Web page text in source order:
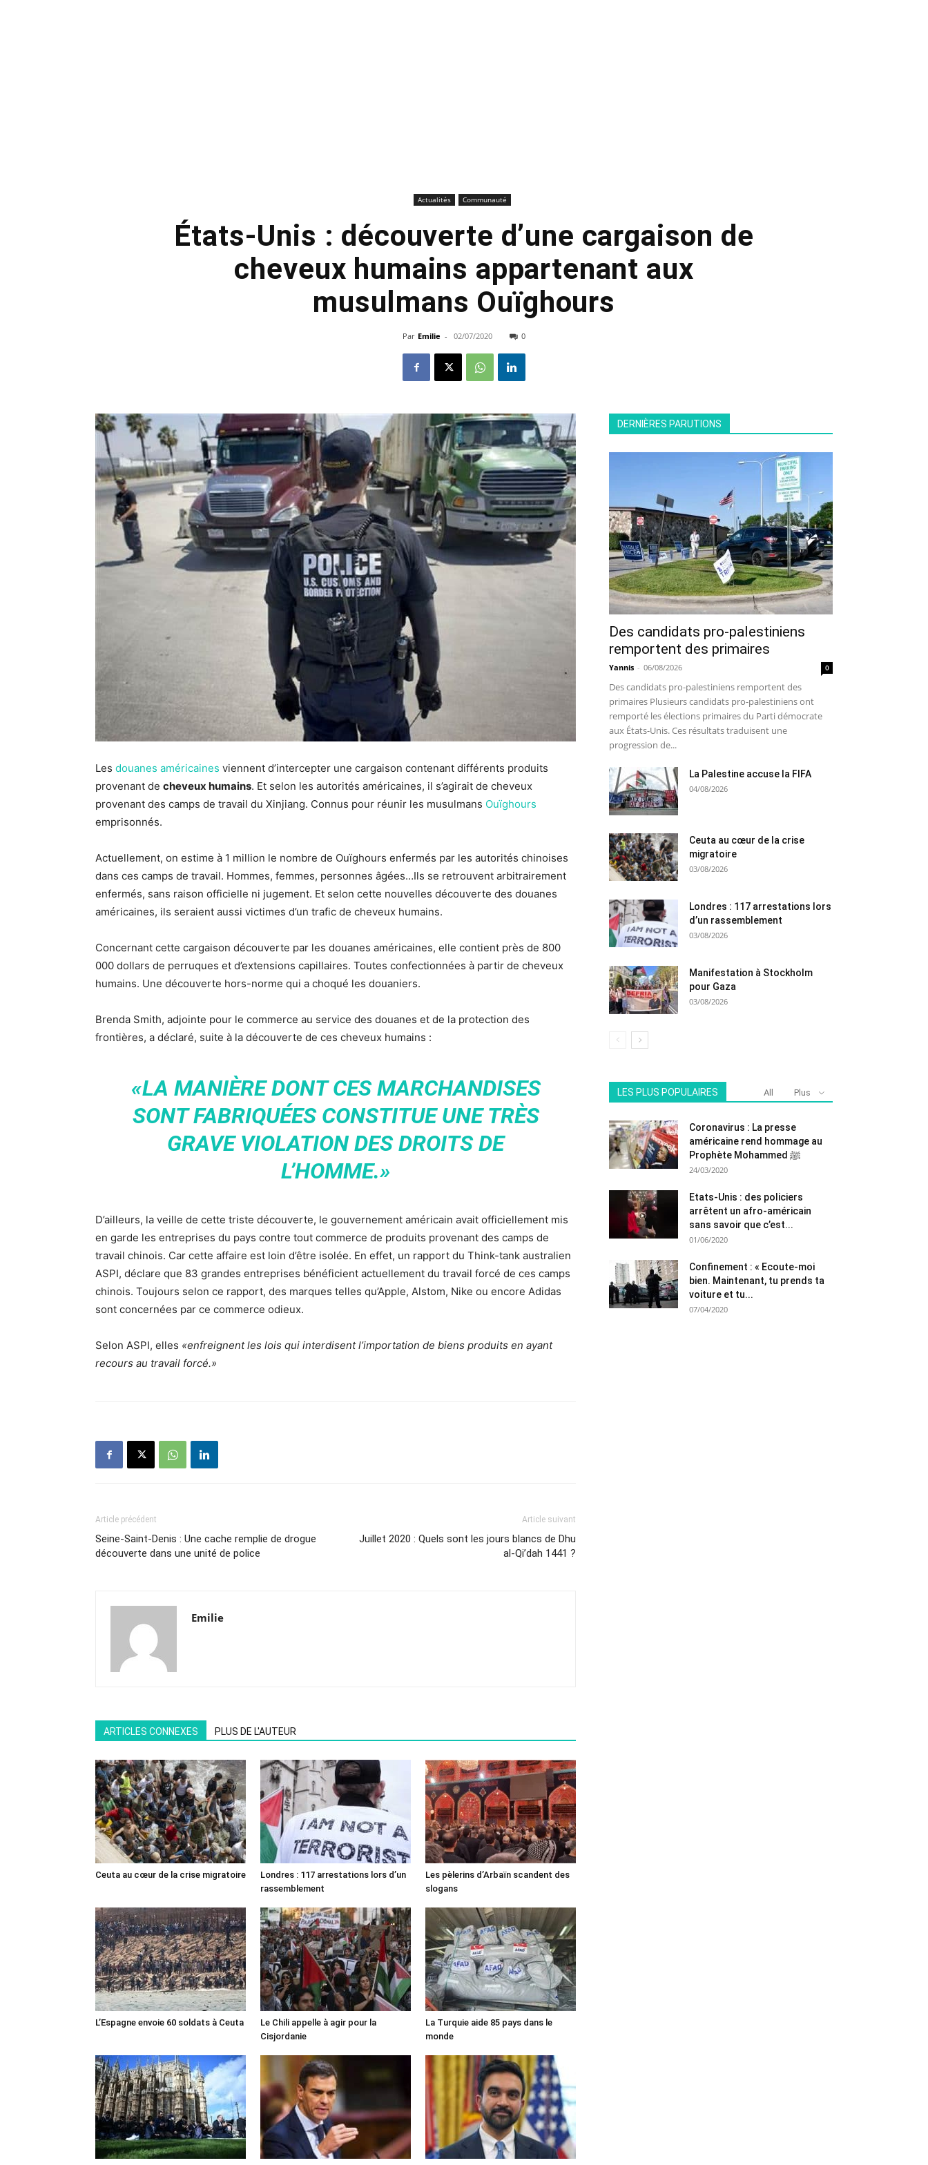
Actualités Communauté
États-Unis : découverte d’une cargaison de
cheveux humains appartenant aux
musulmans Ouïghours
Par Emilie - 02/07/2020 0
Les douanes américaines viennent d’intercepter une cargaison contenant différents produits
provenant de cheveux humains. Et selon les autorités américaines, il s’agirait de cheveux
provenant des camps de travail du Xinjiang. Connus pour réunir les musulmans Ouïghours
emprisonnés.
Actuellement, on estime à 1 million le nombre de Ouïghours enfermés par les autorités chinoises
dans ces camps de travail. Hommes, femmes, personnes âgées…Ils se retrouvent arbitrairement
enfermés, sans raison officielle ni jugement. Et selon cette nouvelles découverte des douanes
américaines, ils seraient aussi victimes d’un trafic de cheveux humains.
Concernant cette cargaison découverte par les douanes américaines, elle contient près de 800
000 dollars de perruques et d’extensions capillaires. Toutes confectionnées à partir de cheveux
humains. Une découverte hors-norme qui a choqué les douaniers.
Brenda Smith, adjointe pour le commerce au service des douanes et de la protection des
frontières, a déclaré, suite à la découverte de ces cheveux humains :
«LA MANIÈRE DONT CES MARCHANDISES
SONT FABRIQUÉES CONSTITUE UNE TRÈS
GRAVE VIOLATION DES DROITS DE
L’HOMME.»
D’ailleurs, la veille de cette triste découverte, le gouvernement américain avait officiellement mis
en garde les entreprises du pays contre tout commerce de produits provenant des camps de
travail chinois. Car cette affaire est loin d’être isolée. En effet, un rapport du Think-tank australien
ASPI, déclare que 83 grandes entreprises bénéficient actuellement du travail forcé de ces camps
chinois. Toujours selon ce rapport, des marques telles qu’Apple, Alstom, Nike ou encore Adidas
sont concernées par ce commerce odieux.
Selon ASPI, elles «enfreignent les lois qui interdisent l’importation de biens produits en ayant
recours au travail forcé.»
Article précédent
Seine-Saint-Denis : Une cache remplie de drogue
découverte dans une unité de police
Article suivant
Juillet 2020 : Quels sont les jours blancs de Dhu
al-Qi’dah 1441 ?
Emilie
ARTICLES CONNEXES PLUS DE L'AUTEUR
Ceuta au cœur de la crise migratoire
Londres : 117 arrestations lors d’un
rassemblement
Les pèlerins d’Arbaïn scandent des
slogans
L’Espagne envoie 60 soldats à Ceuta
Le Chili appelle à agir pour la
Cisjordanie
La Turquie aide 85 pays dans le
monde
DERNIÈRES PARUTIONS
Des candidats pro-palestiniens
remportent des primaires
Yannis - 06/08/2026 0
Des candidats pro-palestiniens remportent des
primaires Plusieurs candidats pro-palestiniens ont
remporté les élections primaires du Parti démocrate
aux États-Unis. Ces résultats traduisent une
progression de...
La Palestine accuse la FIFA
04/08/2026
Ceuta au cœur de la crise
migratoire
03/08/2026
Londres : 117 arrestations lors
d’un rassemblement
03/08/2026
Manifestation à Stockholm
pour Gaza
03/08/2026
LES PLUS POPULAIRES All Plus
Coronavirus : La presse
américaine rend hommage au
Prophète Mohammed ﷺ
24/03/2020
Etats-Unis : des policiers
arrêtent un afro-américain
sans savoir que c’est...
01/06/2020
Confinement : « Ecoute-moi
bien. Maintenant, tu prends ta
voiture et tu...
07/04/2020